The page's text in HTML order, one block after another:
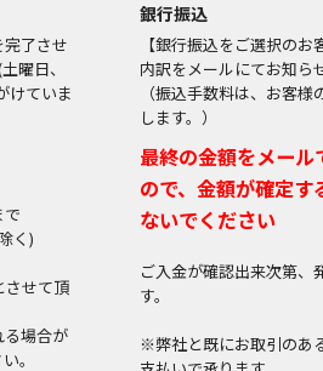
了させ
曜日、
けていま
で
く)
せて頂
場合が
。
銀行振込
【銀行振込をご選択のお
内訳をメールにてお知ら
（振込手数料は、お客
します。）
最終の金額をメー
ので、金額が確定す
ないでください
ご入金が確認出来次第、
す。
※弊社と既にお取引のあ